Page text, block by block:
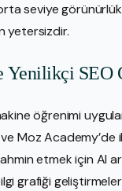
seviye
yetersizdir.
Yenilikçi SEO
öğrenimi
Moz
etmek için AI
grafiği